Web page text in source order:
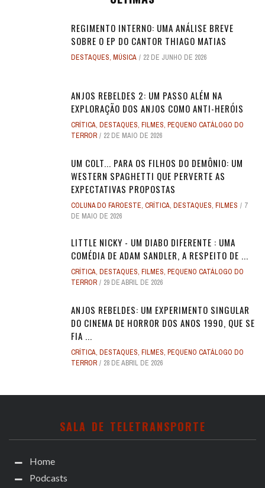
REGIMENTO INTERNO: UMA ANÁLISE BREVE
SOBRE O EP DO CANTOR THIAGO MATIAS
DESTAQUES, MÚSICA 22 DE JUNHO DE 2026
ANJOS REBELDES 2: UM PASSO ALÉM NA
EXPLORAÇÃO DOS ANJOS COMO ANTI-HERÓIS
CRÍTICA, DESTAQUES, FILMES, PEQUENO CATÁLOGO DO
TERROR
22 DE MAIO DE 2026
UM COLT... PARA OS FILHOS DO DEMÔNIO: UM
WESTERN SPAGHETTI QUE PERVERTE AS
EXPECTATIVAS PROPOSTAS
COLUNA DO FAROESTE, CRÍTICA, DESTAQUES, FILMES
7
DE MAIO DE 2026
LITTLE NICKY - UM DIABO DIFERENTE : UMA
COMÉDIA DE ADAM SANDLER, A RESPEITO DE ...
CRÍTICA, DESTAQUES, FILMES, PEQUENO CATÁLOGO DO
TERROR
29 DE ABRIL DE 2026
ANJOS REBELDES: UM EXPERIMENTO SINGULAR
DO CINEMA DE HORROR DOS ANOS 1990, QUE SE
FIA ...
CRÍTICA, DESTAQUES, FILMES, PEQUENO CATÁLOGO DO
TERROR
28 DE ABRIL DE 2026
SALA DE TELETRANSPORTE
Home
Podcasts